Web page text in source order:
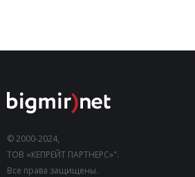
© 2000-2024,
ТОВ «КЕПРЕЙТ ПАРТНЕРС»".
Все права защищены.